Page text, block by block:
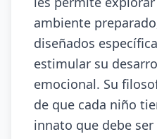
ambiente
diseñados
estimular su
emocional. Su
de que cada niño
innato que debe